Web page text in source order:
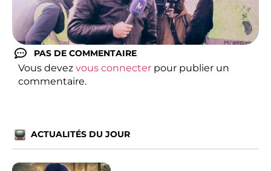
PAS DE COMMENTAIRE
Vous devez vous connecter pour publier un
commentaire.
ACTUALITÉS DU JOUR